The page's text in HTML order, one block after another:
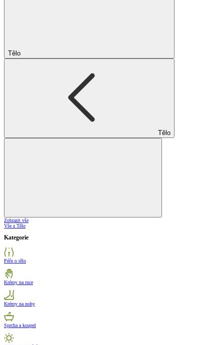
Tělo
Tělo
Zobrazit vše
Vše z Tělo
Kategorie
Péče o tělo
Krémy na ruce
Krémy na nohy
Sprcha a koupel